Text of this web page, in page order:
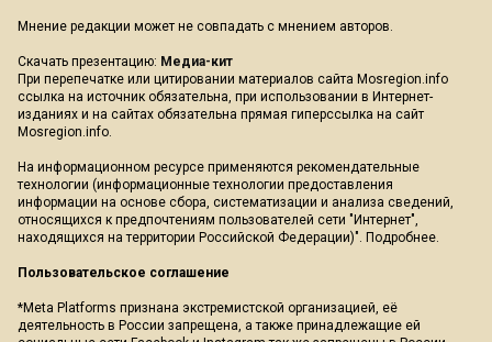
Мнение редакции может не совпадать с мнением авторов.
Скачать презентацию: Медиа-кит
При перепечатке или цитировании материалов сайта Mosregion.info
ссылка на источник обязательна, при использовании в Интернет-
изданиях и на сайтах обязательна прямая гиперссылка на сайт
Mosregion.info.
На информационном ресурсе применяются рекомендательные
технологии (информационные технологии предоставления
информации на основе сбора, систематизации и анализа сведений,
относящихся к предпочтениям пользователей сети "Интернет",
находящихся на территории Российской Федерации)". Подробнее.
Пользовательское соглашение
*Meta Platforms признана экстремистской организацией, её
деятельность в России запрещена, а также принадлежащие ей